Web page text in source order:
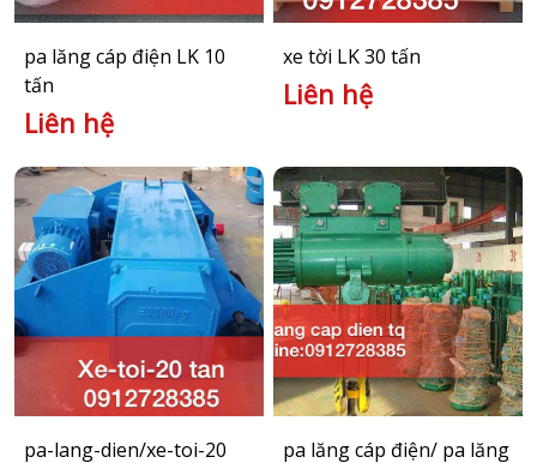
pa lăng cáp điện LK 10
tấn
Liên hệ
xe tời LK 30 tấn
Liên hệ
pa-lang-dien/xe-toi-20
pa lăng cáp điện/ pa lăng